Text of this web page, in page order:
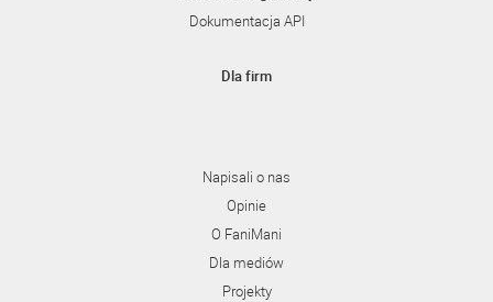
Dokumentacja API
Dla firm
Napisali o nas
Opinie
O FaniMani
Dla mediów
Projekty